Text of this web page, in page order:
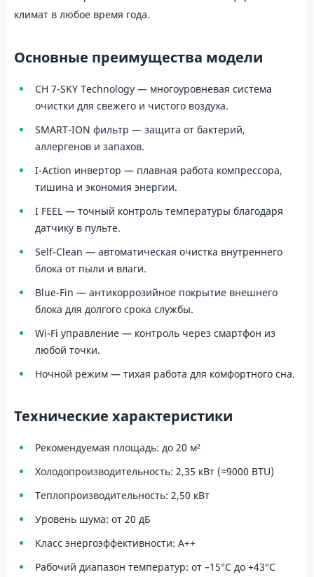
климат в любое время года.
Основные преимущества модели
CH 7-SKY Technology — многоуровневая система
очистки для свежего и чистого воздуха.
SMART-ION фильтр — защита от бактерий,
аллергенов и запахов.
I-Action инвертор — плавная работа компрессора,
тишина и экономия энергии.
I FEEL — точный контроль температуры благодаря
датчику в пульте.
Self-Clean — автоматическая очистка внутреннего
блока от пыли и влаги.
Blue-Fin — антикоррозийное покрытие внешнего
блока для долгого срока службы.
Wi-Fi управление — контроль через смартфон из
любой точки.
Ночной режим — тихая работа для комфортного сна.
Технические характеристики
Рекомендуемая площадь: до 20 м²
Холодопроизводительность: 2,35 кВт (≈9000 BTU)
Теплопроизводительность: 2,50 кВт
Уровень шума: от 20 дБ
Класс энергоэффективности: A++
Рабочий диапазон температур: от –15°C до +43°C